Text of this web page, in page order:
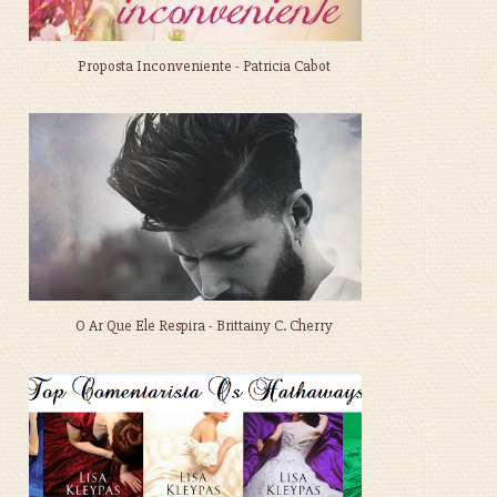
Proposta Inconveniente - Patricia Cabot
O Ar Que Ele Respira - Brittainy C. Cherry